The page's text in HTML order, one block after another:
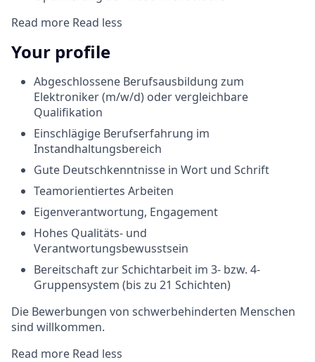
Read more Read less
Your profile
Abgeschlossene Berufsausbildung zum
Elektroniker (m/w/d) oder vergleichbare
Qualifikation
Einschlägige Berufserfahrung im
Instandhaltungsbereich
Gute Deutschkenntnisse in Wort und Schrift
Teamorientiertes Arbeiten
Eigenverantwortung, Engagement
Hohes Qualitäts- und
Verantwortungsbewusstsein
Bereitschaft zur Schichtarbeit im 3- bzw. 4-
Gruppensystem (bis zu 21 Schichten)
Die Bewerbungen von schwerbehinderten Menschen
sind willkommen.
Read more Read less